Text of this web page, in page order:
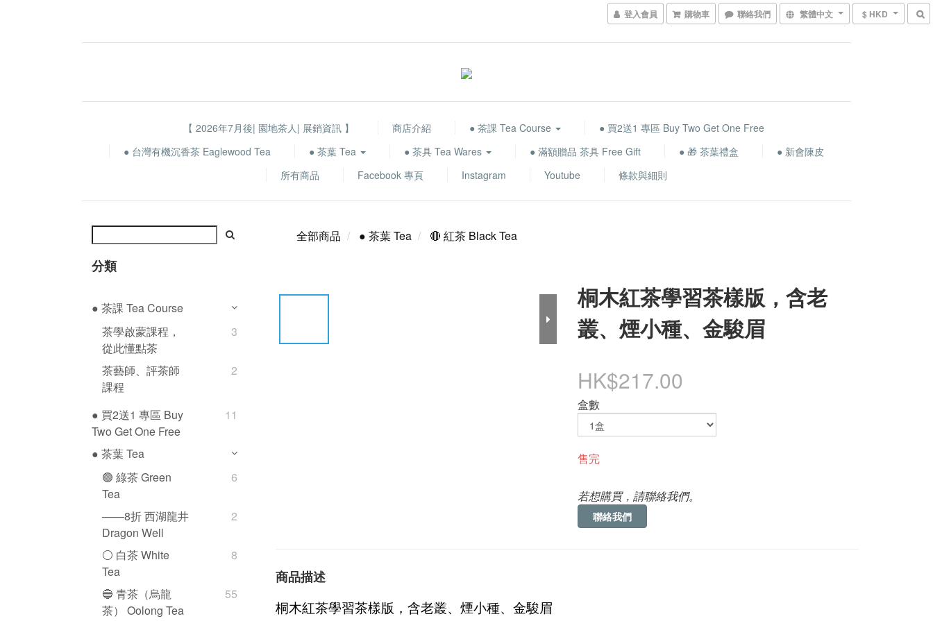
登入會員 購物車 聯絡我們 繁體中文 $ HKD
【 2026年7月後| 園地茶人| 展銷資訊 】 商店介紹 ● 茶課 Tea Course
● 買2送1 專區 Buy Two Get One Free
● 台灣有機沉香茶 Eaglewood Tea
● 茶葉 Tea ● 茶具 Tea Wares ● 滿額贈品 茶具 Free Gift ● 🎁 茶葉禮盒
● 新會陳皮
所有商品
Facebook 專頁 Instagram Youtube 條款與細則
分類
● 茶課 Tea Course
茶學啟蒙課程，
從此懂點茶
3
茶藝師、評茶師
課程
2
● 買2送1 專區 Buy
Two Get One Free
11
● 茶葉 Tea
🟢 綠茶 Green
Tea
6
——8折 西湖龍井
Dragon Well
2
⚪️ 白茶 White
Tea
8
🔵 青茶（烏龍
茶） Oolong Tea
55
全部商品 ● 茶葉 Tea 🔴 紅茶 Black Tea
桐木紅茶學習茶樣版，含老
叢、煙小種、金駿眉
HK$217.00
盒數
售完
若想購買，請聯絡我們。
聯絡我們
商品描述
桐木紅茶學習茶樣版，含老叢、煙小種、金駿眉